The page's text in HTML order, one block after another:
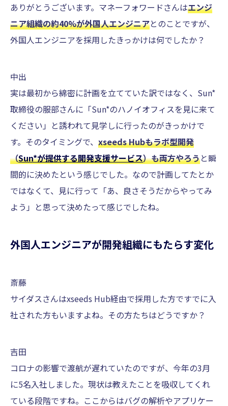
ありがとうございます。マネーフォワードさんはエンジ
ニア組織の約40%が外国人エンジニアとのことですが、
外国人エンジニアを採用したきっかけは何でしたか？
中出
実は最初から綿密に計画を立てていた訳ではなく、Sun*
取締役の服部さんに「Sun*のハノイオフィスを見に来て
ください」と誘われて見学しに行ったのがきっかけで
す。そのタイミングで、 xseeds Hubもラボ型開発
（Sun*が提供する開発支援サービス）も両方やろうと瞬
間的に決めたという感じでした。なので計画してたとか
ではなくて、見に行って「あ、良さそうだからやってみ
よう」と思って決めたって感じでしたね。
外国人エンジニアが開発組織にもたらす変化
斎藤
サイダスさんはxseeds Hub経由で採用した方ですでに入
社された方もいますよね。その方たちはどうですか？
吉田
コロナの影響で渡航が遅れていたのですが、今年の3月
に5名入社しました。現状は教えたことを吸収してくれ
ている段階ですね。ここからはバグの解析やアプリケー